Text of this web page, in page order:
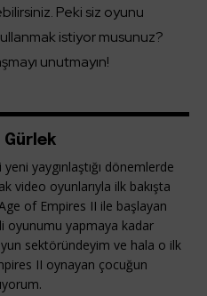
Peki siz oyunu
istiyor musunuz?
unutmayın!
yeni yaygınlaştığı dönemlerde
video oyunlarıyla ilk bakışta
of Empires II ile başlayan
oyunumu yapmaya kadar
sektöründeyim ve hala o ilk
II oynayan çocuğun